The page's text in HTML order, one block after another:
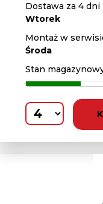
Dostawa za 4 dni
Wtorek
Montaż w
Środa
Stan